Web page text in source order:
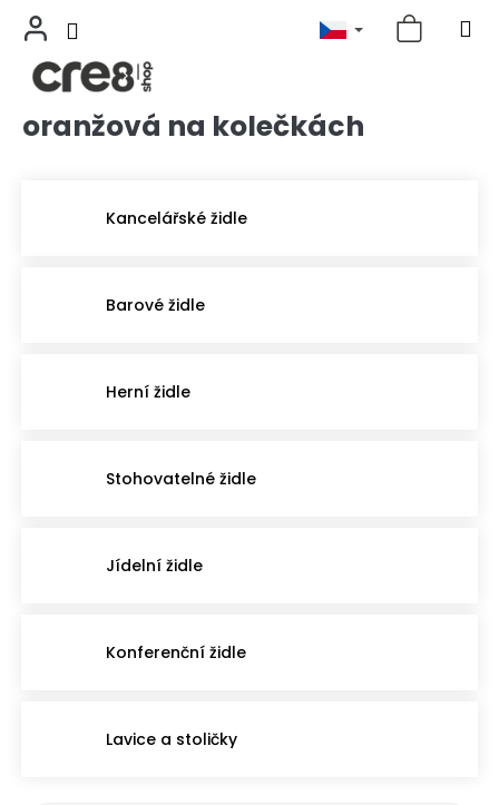
Přejítoranžová na kolečkách
Kancelářské židle
Barové židle
Herní židle
Stohovatelné židle
Jídelní židle
Konferenční židle
Lavice a stoličky